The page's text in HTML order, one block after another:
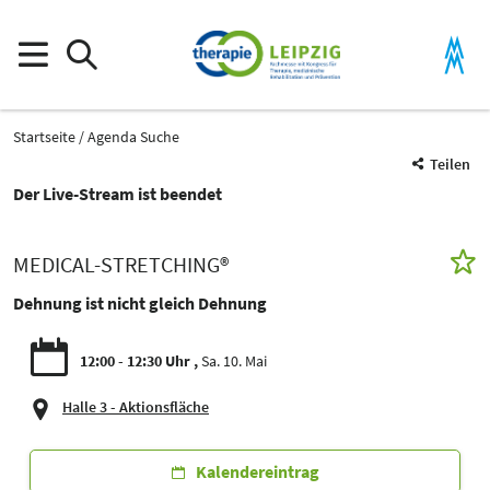
Startseite
Agenda Suche
Teilen
Der Live-Stream ist beendet
MEDICAL-STRETCHING®
Dehnung ist nicht gleich Dehnung
12:00 - 12:30 Uhr Sa. 10. Mai
Halle 3 - Aktionsfläche
Kalendereintrag